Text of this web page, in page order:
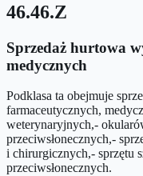
46.46.Z
Sprzedaż hurtowa
medycznych
Podklasa ta obejmuje
farmaceutycznych,
weterynaryjnych,-
przeciwsłonecznych,-
i chirurgicznych,- sprzętu
przeciwsłonecznych.